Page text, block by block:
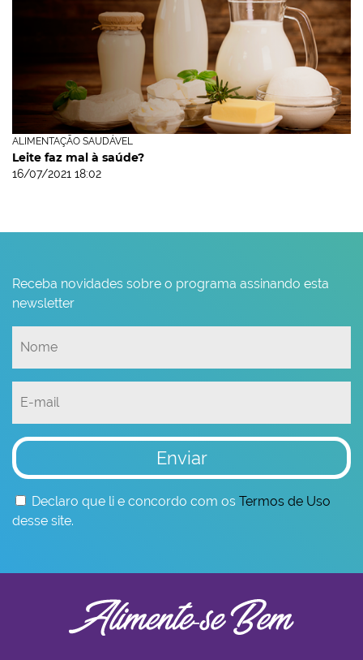
ALIMENTAÇÃO SAUDÁVEL
Leite faz mal à saúde?
16/07/2021 18:02
Receba novidades sobre o programa assinando esta
newsletter
Enviar
Declaro que li e concordo com os Termos de Uso
desse site.